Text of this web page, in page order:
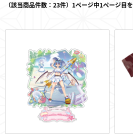
キーホルダー
フィギュア
（該当商品件数：23件）1ページ中1ページ目